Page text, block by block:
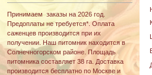
Принимаем заказы на 2026 год.
Предоплаты не требуется*. Оплата
саженцев производится при их
получении. Наш питомник находится в
Солнечногорском районе. Площадь
питомника составляет 38 га. Доставка
производится бесплатно по Москве и